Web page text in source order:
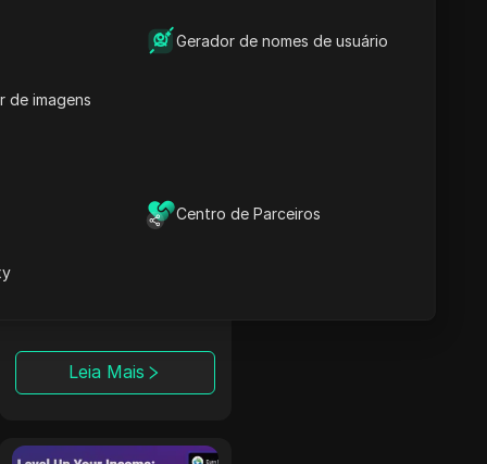
Gerador de nomes de usuário
de imagens
Centro de Parceiros
automatizada de
Leia Mais
Um anunciante
mais de 100 países,
confiada por 50.000
Leia Mais